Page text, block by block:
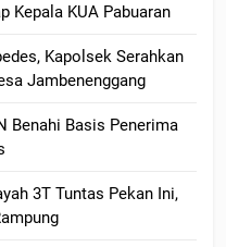
Kepala KUA Pabuaran
Kapolsek Serahkan
Jambenenggang
Benahi Basis Penerima
3T Tuntas Pekan Ini,